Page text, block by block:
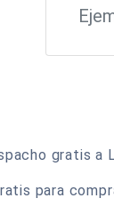
gratis a
para